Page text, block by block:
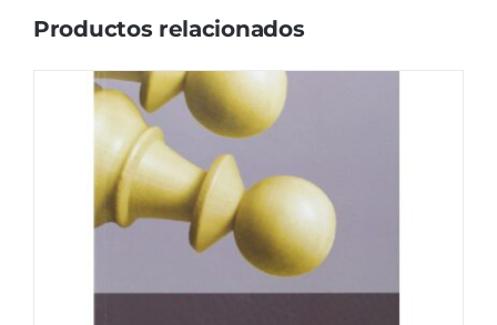
Productos relacionados